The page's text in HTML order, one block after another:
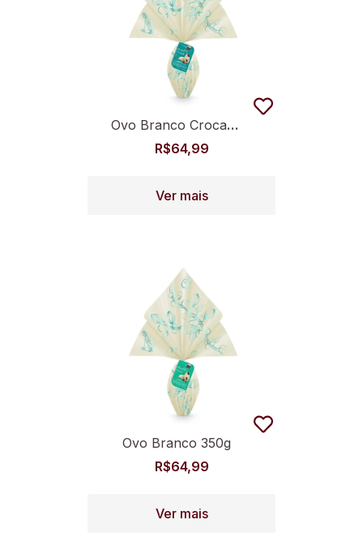
Ovo Branco Crocante 350g
R$64,99
Ver mais
Ovo Branco 350g
R$64,99
Ver mais